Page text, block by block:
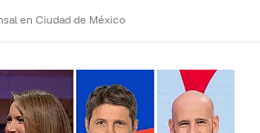
en Ciudad de México